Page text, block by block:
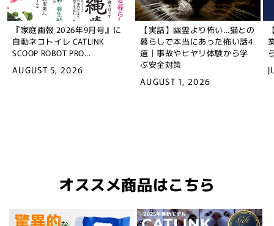
『家庭画報 2026年9月号』に
自動ネコトイレ CATLINK
SCOOP ROBOT PRO...
AUGUST 5, 2026
【実話】幽霊より怖い…猫との
暮らしで本当にあった怖い話4
選｜事故やヒヤリ体験から学
ぶ安全対策
AUGUST 1, 2026
オススメ商品はこちら